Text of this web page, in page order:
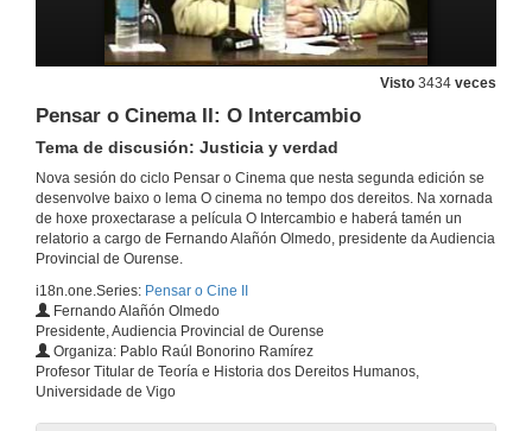
Visto 3434 veces
Pensar o Cinema II: O Intercambio
Tema de discusión: Justicia y verdad
Nova sesión do ciclo Pensar o Cinema que nesta segunda edición se
desenvolve baixo o lema O cinema no tempo dos dereitos. Na xornada
de hoxe proxectarase a película O Intercambio e haberá tamén un
relatorio a cargo de Fernando Alañón Olmedo, presidente da Audiencia
Provincial de Ourense.
i18n.one.Series: Pensar o Cine II
Fernando Alañón Olmedo
Presidente, Audiencia Provincial de Ourense
Organiza: Pablo Raúl Bonorino Ramírez
Profesor Titular de Teoría e Historia dos Dereitos Humanos,
Universidade de Vigo
Pensar o Cinema II: A batalla de Argel
Tema de discusión: A guerra contra o terrorismo.
Presentación
22 de abr. de 2010
Quenda de preguntas